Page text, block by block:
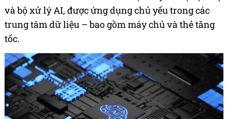
và bộ xử lý AI, được ứng dụng chủ yếu trong các
trung tâm dữ liệu – bao gồm máy chủ và thẻ tăng
tốc.